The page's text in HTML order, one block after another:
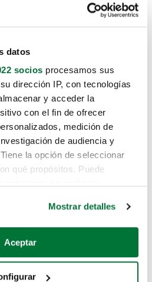
datos
socios procesamos sus
dirección IP, con tecnologías
y acceder la
con el fin de ofrecer
medición de
de audiencia y
la opción de seleccionar
qué propósitos. Puede
sobre su ubicación geográfica
Mostrar detalles
Aceptar